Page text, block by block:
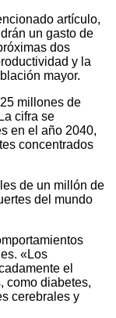
artículo,
un gasto de
dos
y la
mayor.
millones de
cifra se
en el año 2040,
concentrados
de un millón de
del mundo
«Los
el
como diabetes,
cerebrales y